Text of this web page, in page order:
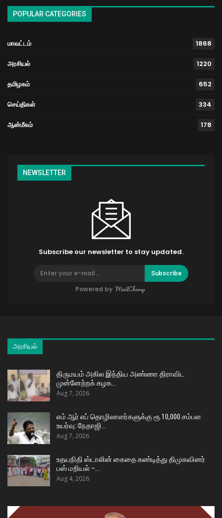
POPULAR CATEGORIES
மாவட்டம் 1868
அரசியல் 1220
தமிழகம் 652
செய்திகள் 334
ஆன்மீகம் 178
NEWSLETTER
Subscribe our newsletter to stay updated.
Subscribe
Powered by
அரசியல்
திருமயம் அகில இந்திய அண்ணா திராவிட
முன்னேற்றக் கழக…
Aug 7, 2026
எம் ஆர் எப் தொழிலாளர்களுக்கு ரூ.10,000 சம்பள
உயர்வு: நேதாஜி…
Aug 7, 2026
உதயநிதி ஸ்டாலின் கைதை கண்டித்து திமுகவினர்
பஸ் மறியல் –…
Aug 4, 2026